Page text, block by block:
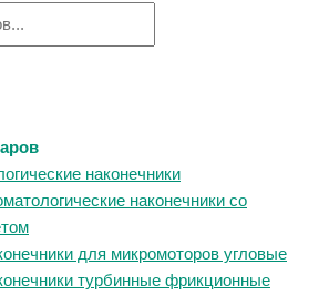
наконечники
наконечники со
для микромоторов угловые
турбинные фрикционные